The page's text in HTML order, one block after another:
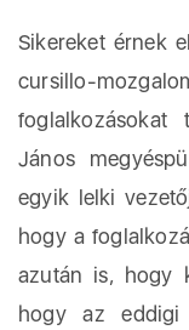
Sikereket érnek
cursillo-
foglalkozásokat
János
egyik lelki
hogy a
azután is, hogy
hogy az eddigi